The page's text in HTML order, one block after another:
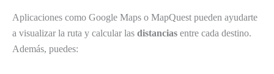
Aplicaciones como Google Maps o MapQuest pueden ayudarte
a visualizar la ruta y calcular las distancias entre cada destino.
Además, puedes: